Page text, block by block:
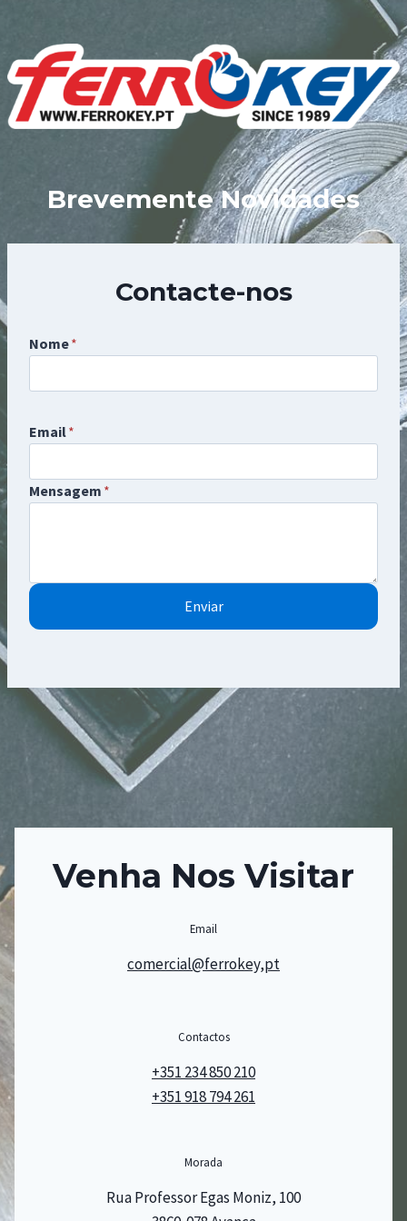
content
Brevemente Novidades
Contacte-nos
Nome*
Email*
Mensagem *
Enviar
Venha Nos Visitar
Email
comercial@ferrokey,pt
Contactos
+351 234 850 210
+351 918 794 261
Morada
Rua Professor Egas Moniz, 100